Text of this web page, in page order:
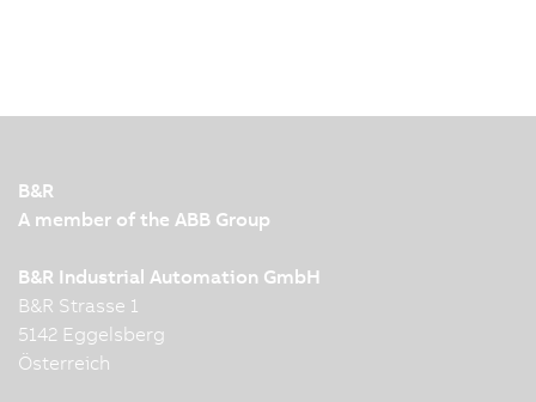
B&R
A member of the ABB Group
B&R Industrial Automation GmbH
B&R Strasse 1
5142 Eggelsberg
Österreich